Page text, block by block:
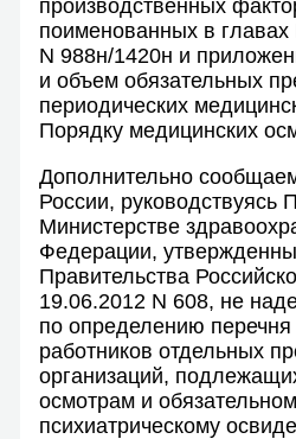
производственных
поименованных в
N 988н/1420н и
и объем обязательных
периодических
Порядку медицинских
Дополнительно
России, руководствуясь
Министерстве
Федерации,
Правительства
19.06.2012 N 608, не
по определению перечня
работников отдельных
организаций,
осмотрам и
психиатрическому